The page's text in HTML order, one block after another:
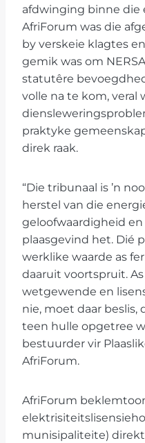
afdwinging binne die
AfriForum was die
by verskeie klagtes
gemik was om
statutêre
volle na te kom, veral
praktyke
direk raak.
“Die tribunaal is ’n
herstel van die
geloofwaardigheid en
plaasgevind het. Dié
werklike waarde as
daaruit voortspruit.
wetgewende en
nie, moet daar
teen hulle opgetree
bestuurder vir
AfriForum.
AfriForum
munisipaliteite)